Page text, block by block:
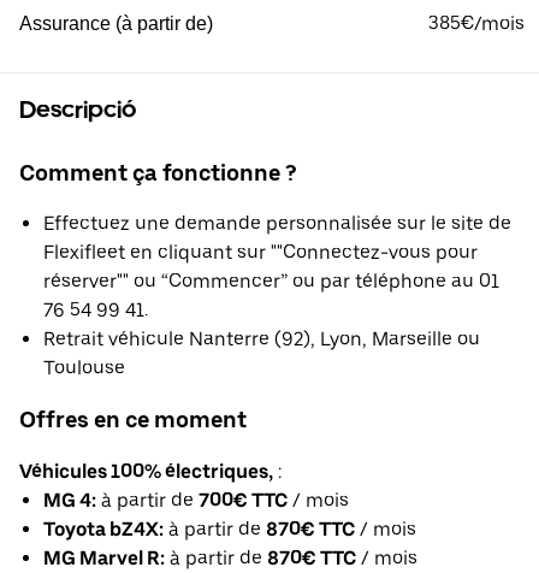
Assurance (à partir de) 385€/mois
Descripció
Comment ça fonctionne ?
Effectuez une demande personnalisée sur le site de
Flexifleet en cliquant sur ""Connectez-vous pour
réserver"" ou “Commencer” ou par téléphone au 01
76 54 99 41.
Retrait véhicule Nanterre (92), Lyon, Marseille ou
Toulouse
Offres en ce moment
Véhicules 100% électriques, :
MG 4: à partir de 700€ TTC / mois
Toyota bZ4X: à partir de 870€ TTC / mois
MG Marvel R: à partir de 870€ TTC / mois